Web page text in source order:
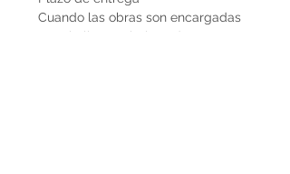
Cuando las obras son encargadas
por el cliente, el plazo de entrega